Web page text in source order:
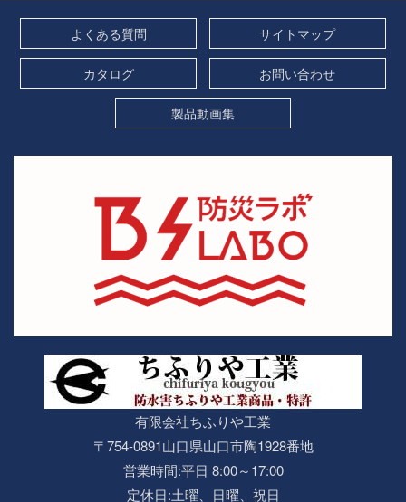
よくある質問 サイトマップ
カタログ お問い合わせ
製品動画集
有限会社ちふりや工業
〒754-0891山口県山口市陶1928番地
営業時間:平日 8:00～17:00
定休日:土曜、日曜、祝日